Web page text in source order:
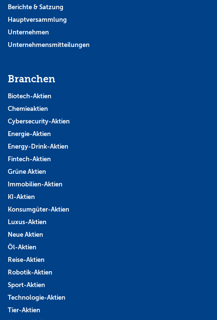
Berichte & Satzung
Hauptversammlung
Unternehmen
Unternehmensmitteilungen
Branchen
Biotech-Aktien
Chemieaktien
Cybersecurity-Aktien
Energie-Aktien
Energy-Drink-Aktien
Fintech-Aktien
Grüne Aktien
Immobilien-Aktien
KI-Aktien
Konsumgüter-Aktien
Luxus-Aktien
Neue Aktien
Öl-Aktien
Reise-Aktien
Robotik-Aktien
Sport-Aktien
Technologie-Aktien
Tier-Aktien